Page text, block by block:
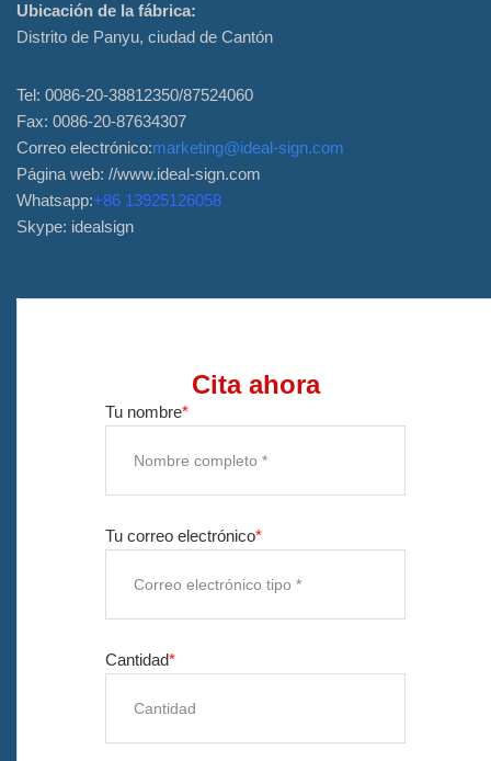
Proveedor de soluciones para
envasado de vino
Soporte personalizado para el
menú de barra en la mesa
Cubo de Hielo
Accesorios para barra
Marcas que atendíamos
Cubo de hielo cuadrado LED
Ubicación de la fábrica:
Distrito de Panyu, ciudad de Cantón
Tel: 0086-20-38812350/87524060
Fax: 0086-20-87634307
Correo electrónico:marketing@ideal-sign.com
Página web: //www.ideal-sign.com
Whatsapp:+86 13925126058
Skype: idealsign
Cita ahora
Tu nombre*
Tu correo electrónico*
Cantidad*